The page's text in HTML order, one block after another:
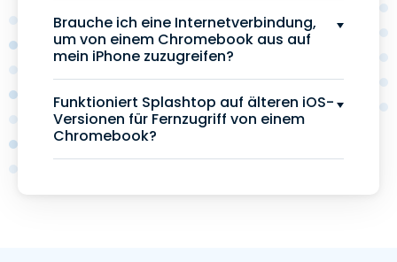
Brauche ich eine Internetverbindung,
um von einem Chromebook aus auf
mein iPhone zuzugreifen?
Funktioniert Splashtop auf älteren iOS-
Versionen für Fernzugriff von einem
Chromebook?